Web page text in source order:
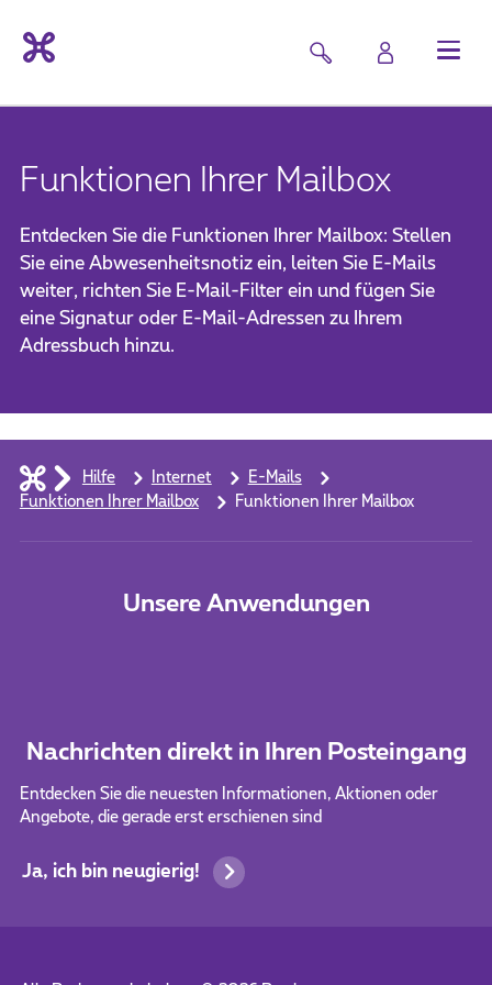
Funktionen Ihrer Mailbox
Entdecken Sie die Funktionen Ihrer Mailbox: Stellen
Sie eine Abwesenheitsnotiz ein, leiten Sie E-Mails
weiter, richten Sie E-Mail-Filter ein und fügen Sie
eine Signatur oder E-Mail-Adressen zu Ihrem
Adressbuch hinzu.
Hilfe Internet
E-Mails
Funktionen Ihrer Mailbox
Funktionen Ihrer Mailbox
Unsere Anwendungen
Nachrichten direkt in Ihren Posteingang
Entdecken Sie die neuesten Informationen, Aktionen oder
Angebote, die gerade erst erschienen sind
Ja, ich bin neugierig!